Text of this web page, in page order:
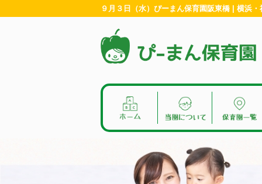
９月３日（水）ぴーまん保育園阪東橋 | 横浜